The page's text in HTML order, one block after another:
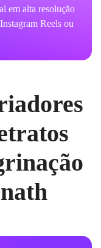
em alta resolução
Reels ou